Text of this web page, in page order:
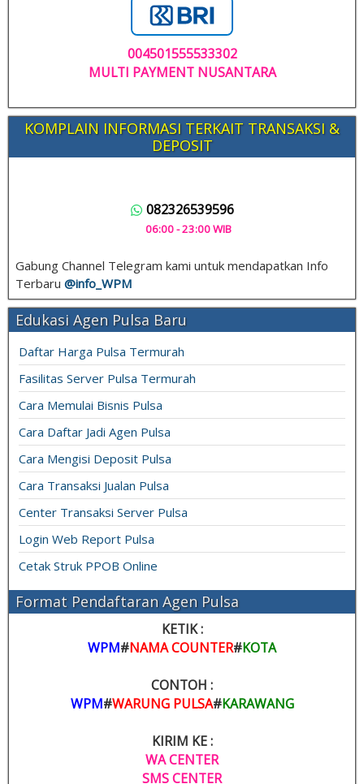
004501555533302
MULTI PAYMENT NUSANTARA
KOMPLAIN INFORMASI TERKAIT TRANSAKSI &
DEPOSIT
082326539596
06:00 - 23:00 WIB
Gabung Channel Telegram kami untuk mendapatkan Info
Terbaru @info_ WPM
Edukasi Agen Pulsa Baru
Daftar Harga Pulsa Termurah
Fasilitas Server Pulsa Termurah
Cara Memulai Bisnis Pulsa
Cara Daftar Jadi Agen Pulsa
Cara Mengisi Deposit Pulsa
Cara Transaksi Jualan Pulsa
Center Transaksi Server Pulsa
Login Web Report Pulsa
Cetak Struk PPOB Online
Format Pendaftaran Agen Pulsa
KETIK :
WPM#NAMA COUNTER#KOTA
CONTOH :
WPM#WARUNG PULSA#KARAWANG
KIRIM KE :
WA CENTER
SMS CENTER